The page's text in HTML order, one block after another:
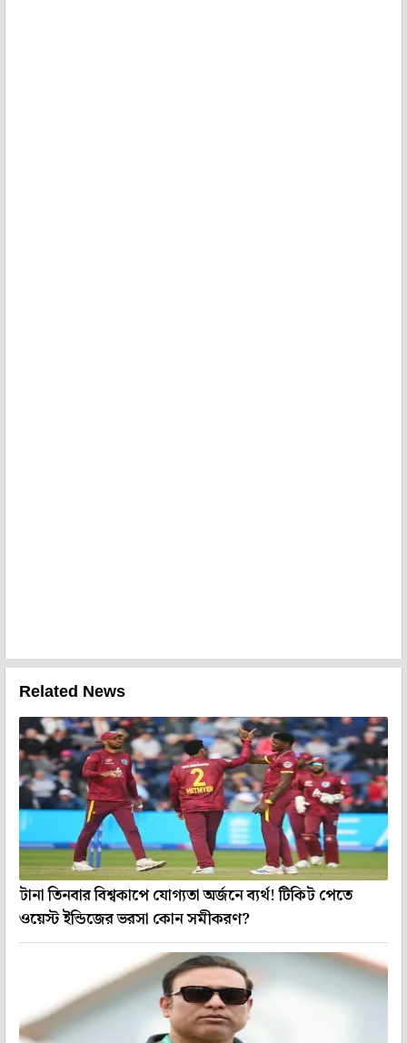
Related News
টানা তিনবার বিশ্বকাপে যোগ্যতা অর্জনে ব্যর্থ! টিকিট পেতে
ওয়েস্ট ইন্ডিজের ভরসা কোন সমীকরণ?